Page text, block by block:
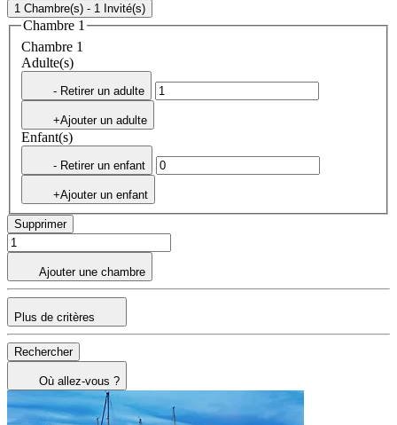
1 Chambre(s) - 1 Invité(s)
Chambre 1
Chambre 1
Adulte(s)
- Retirer un adulte
+Ajouter un adulte
Enfant(s)
- Retirer un enfant
+Ajouter un enfant
Supprimer
Ajouter une chambre
Plus de critères
Rechercher
Où allez-vous ?